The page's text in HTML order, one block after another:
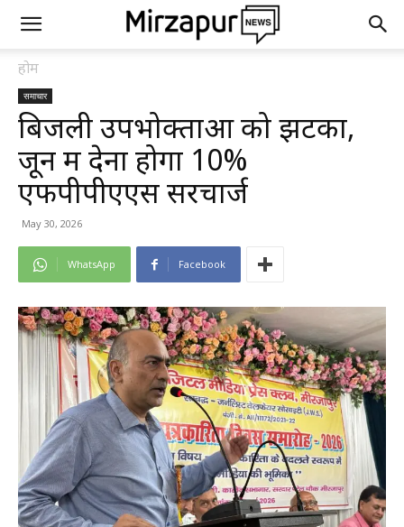
होम
समाचार
बिजली उपभोक्ताओं को झटका,
जून में देना होगा 10%
एफपीपीएएस सरचार्ज
May 30, 2026
WhatsApp Facebook